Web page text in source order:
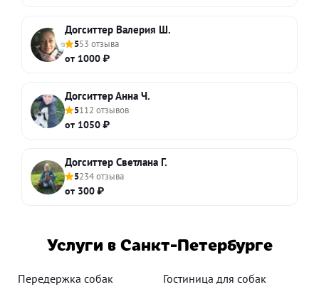
Догситтер Валерия Ш.
553 отзыва
от 1000 ₽
Догситтер Анна Ч.
5112 отзывов
от 1050 ₽
Догситтер Светлана Г.
5234 отзыва
от 300 ₽
Услуги в Санкт-Петербурге
Передержка собак Гостиница для собак